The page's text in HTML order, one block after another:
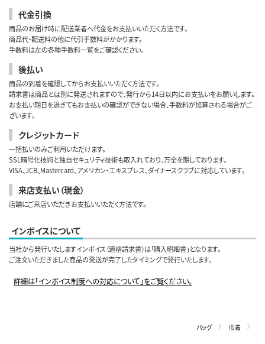
代金引換
商品のお届け時に配送業者へ代金をお支払いいただく方法です。
商品代・配送料の他に代引手数料がかかります。
手数料は左の各種手数料一覧をご確認ください。
後払い
商品の到着を確認してからお支払いいただく方法です。
請求書は商品とは別に発送されますので、発行から14日以内にお支払いをお願いします。
お支払い期日を過ぎてもお支払いの確認ができない場合、手数料が加算される場合がご
ざいます。
クレジットカード
一括払いのみご利用いただけます。
SSL暗号化技術と独自セキュリティ技術も取入れており、万全を期しております。
VISA、JCB、Mastercard、アメリカン・エキスプレス、ダイナースクラブに対応しています。
来店支払い（現金）
店舗にご来店いただきお支払いいただく方法です。
インボイスについて
当社から発行いたしますインボイス（適格請求書）は「購入明細書」となります。
ご注文いただきました商品の発送が完了したタイミングで発行いたします。
詳細は「インボイス制度への対応について」をご覧ください。
バッグ 巾着